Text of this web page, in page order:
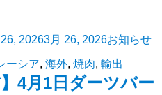
20263月 26, 2026お知らせ
ーシア, 海外, 焼肉, 輸出
4月1日ダーツバー